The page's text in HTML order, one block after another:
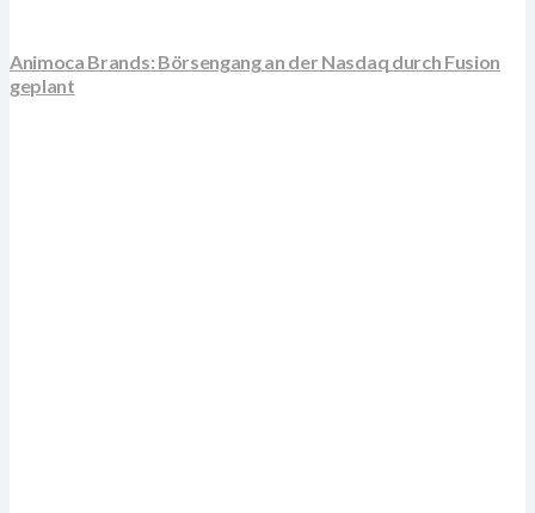
Animoca Brands: Börsengang an der Nasdaq durch Fusion
geplant